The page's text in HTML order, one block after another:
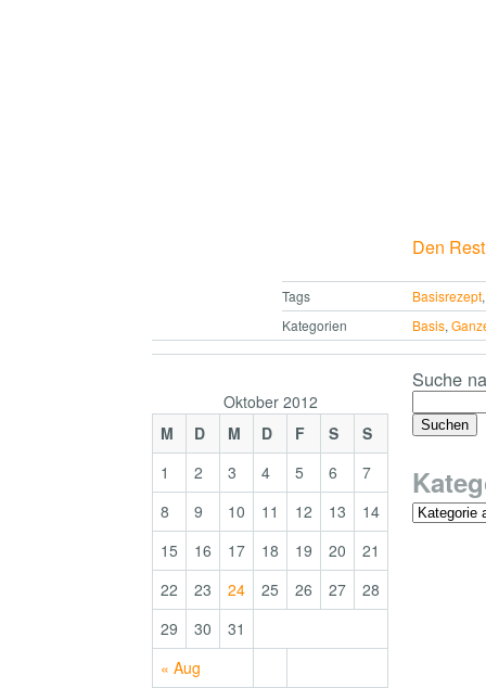
Den
Tags Basisrezept
Kategorien
Basis,
Oktober 2012
M
D M D F S S
« Aug
1 2 3 4 5 6
7
8
9 10 11 12 13
14
15
16 17 18 19 20
21
22
23 24 25 26 27
28
29
30 31
Suche